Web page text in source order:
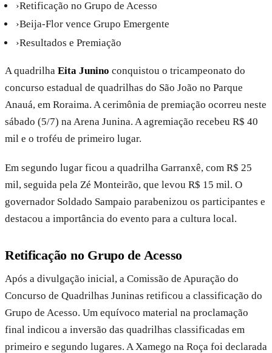
›Retificação no Grupo de Acesso
›Beija-Flor vence Grupo Emergente
›Resultados e Premiação
A quadrilha Eita Junino conquistou o tricampeonato do
concurso estadual de quadrilhas do São João no Parque
Anauá, em Roraima. A cerimônia de premiação ocorreu neste
sábado (5/7) na Arena Junina. A agremiação recebeu R$ 40
mil e o troféu de primeiro lugar.
Em segundo lugar ficou a quadrilha Garranxê, com R$ 25
mil, seguida pela Zé Monteirão, que levou R$ 15 mil. O
governador Soldado Sampaio parabenizou os participantes e
destacou a importância do evento para a cultura local.
Retificação no Grupo de Acesso
Após a divulgação inicial, a Comissão de Apuração do
Concurso de Quadrilhas Juninas retificou a classificação do
Grupo de Acesso. Um equívoco material na proclamação
final indicou a inversão das quadrilhas classificadas em
primeiro e segundo lugares. A Xamego na Roça foi declarada